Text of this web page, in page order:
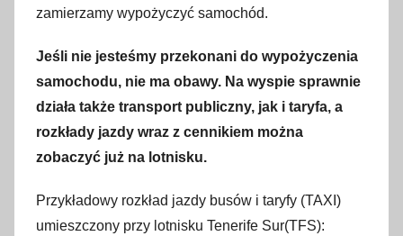
zamierzamy wypożyczyć samochód.
Jeśli nie jesteśmy przekonani do wypożyczenia
samochodu, nie ma obawy. Na wyspie sprawnie
działa także transport publiczny, jak i taryfa, a
rozkłady jazdy wraz z cennikiem można
zobaczyć już na lotnisku.
Przykładowy rozkład jazdy busów i taryfy (TAXI)
umieszczony przy lotnisku Tenerife Sur(TFS):